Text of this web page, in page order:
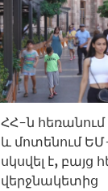
ՀՀ-ն
և մոտենում
սկսվել է, բայց
վերջնակետից